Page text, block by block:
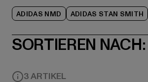
ADIDAS NMD ADIDAS STAN SMITH
SORTIEREN NACH:
3 ARTIKEL